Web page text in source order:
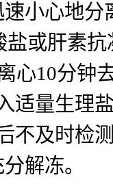
小心地分
或肝素
心10分钟
适量生理
不及时检
解冻。